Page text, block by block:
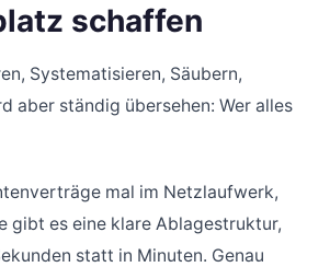
schaffen
Systematisieren, Säubern,
aber ständig übersehen: Wer alles
mal im Netzlaufwerk,
gibt es eine klare Ablagestruktur,
statt in Minuten. Genau